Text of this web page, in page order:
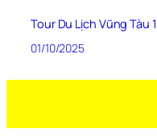
Tour Du Lịch Vũng Tàu
01/10/2025